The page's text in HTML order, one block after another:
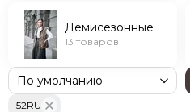
Демисезонные
13 товаров
52RU